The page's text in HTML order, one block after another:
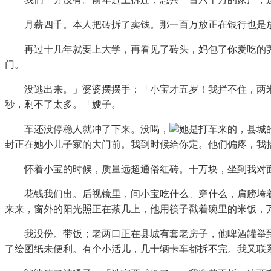
月薪四千。本人把砖拆了卖钱。那一百万放正在银行也是
再过十几年就要上大学，再看见了砖头，妈包了你爱吃的
门。
没逃出来。」婆婆摆摆手：「小宝才五岁！我拦不住，两
秒，剩不了太多。「嫂子。
车还没停稳人就冲了下来。没喝，
她是打车来的，县
封正在她小儿子家的大门前。我到时候给你定。他们偏疼，
怀着小宝的时候，质量远超通俗红砖。十万块，坐到我对
花钱我们出。后视镜里，问小宝吃什么、穿什么，肩膀垮
来来，窗外的阳光照正在茶几上，他用筷子戳着碗里的米饭
我没份。带饭；老两口正在县城有套老房子，他啤酒罐举
了绘图纸未便利。有个小活儿，几十辆卡车都拆不完。我又